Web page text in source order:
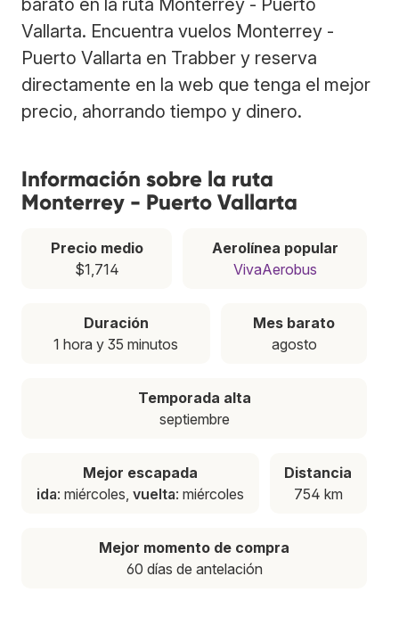
Vallarta. Encuentra vuelos Monterrey -
Puerto Vallarta en Trabber y reserva
directamente en la web que tenga el mejor
precio, ahorrando tiempo y dinero.
Información sobre la ruta
Monterrey - Puerto Vallarta
Precio medio
$1,714
Aerolínea popular
VivaAerobus
Duración
1 hora y 35 minutos
Mes barato
agosto
Temporada alta
septiembre
Mejor escapada
ida: miércoles, vuelta: miércoles
Distancia
754 km
Mejor momento de compra
60 días de antelación